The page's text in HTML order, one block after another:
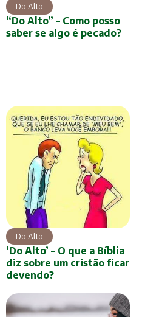
Do Alto
“Do Alto” – Como posso
saber se algo é pecado?
Do Alto
‘Do Alto’ – O que a Bíblia
diz sobre um cristão ficar
devendo?